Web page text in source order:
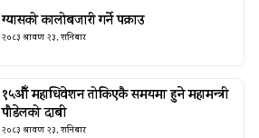
ग्यासको कालोबजारी गर्ने पक्राउ
२०८३ श्रावण २३, शनिबार
१५औँ महाधिवेशन तोकिएकै समयमा हुने महामन्त्री
पौडेलको दाबी
२०८३ श्रावण २३, शनिबार